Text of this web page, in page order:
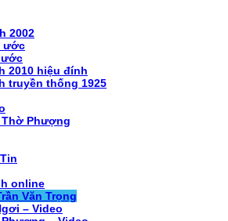
2002
ước
ước
2010 hiệu đính
truyền thống 1925
Thờ Phượng
online
Văn Trọng
– Video